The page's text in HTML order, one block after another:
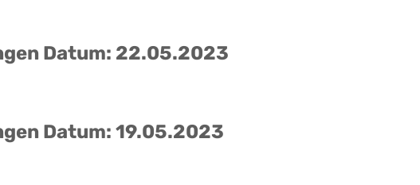
Datum: 22.05.2023
Datum: 19.05.2023